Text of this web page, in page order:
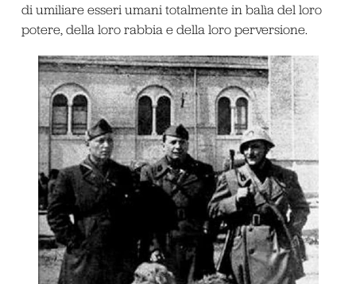
di umiliare esseri umani totalmente in balìa del loro
potere, della loro rabbia e della loro perversione.